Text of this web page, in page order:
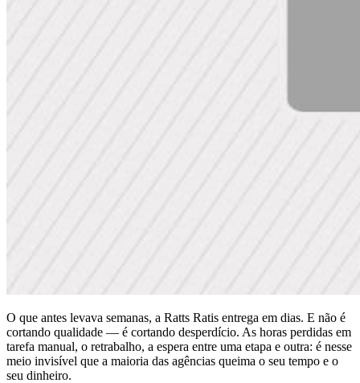
O que antes levava semanas, a Ratts Ratis entrega em dias. E não é
cortando qualidade — é cortando desperdício. As horas perdidas em
tarefa manual, o retrabalho, a espera entre uma etapa e outra: é nesse
meio invisível que a maioria das agências queima o seu tempo e o
seu dinheiro.